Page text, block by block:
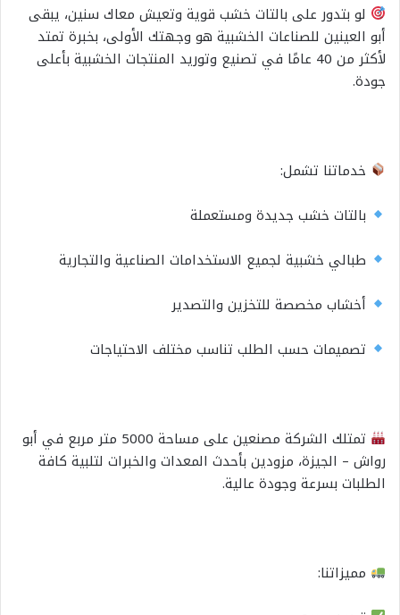
لو بتدور على بالتات خشب قوية وتعيش معاك سنين، يبقى
أبو العينين للصناعات الخشبية هو وجهتك الأولى، بخبرة تمتد
لأكثر من 40 عامًا في تصنيع وتوريد المنتجات الخشبية بأعلى
جودة.
خدماتنا تشمل:
بالتات خشب جديدة ومستعملة
طبالي خشبية لجميع الاستخدامات الصناعية والتجارية
أخشاب مخصصة للتخزين والتصدير
تصميمات حسب الطلب تناسب مختلف الاحتياجات
تمتلك الشركة مصنعين على مساحة 5000 متر مربع في أبو
رواش – الجيزة، مزودين بأحدث المعدات والخبرات لتلبية كافة
الطلبات بسرعة وجودة عالية.
مميزاتنا: